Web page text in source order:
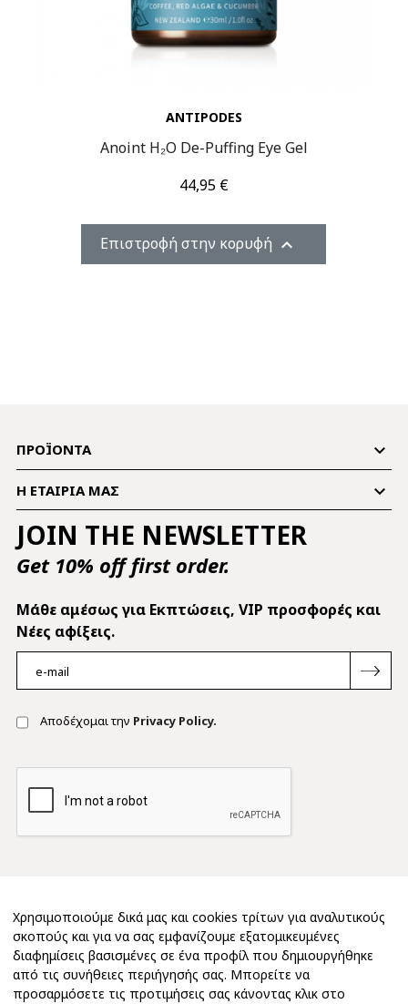
ANTIPODES
Anoint H₂O De-Puffing Eye Gel
Τιμή
44,95 €
Επιστροφή στην κορυφή 
ΠΡΟΪΌΝΤΑ 
Η ΕΤΑΙΡΊΑ ΜΑΣ 
JOIN THE NEWSLETTER
Get 10% off first order.
Mάθε αμέσως για Εκπτώσεις, VIP προσφορές και
Νέες αφίξεις.
Αποδέχομαι την Privacy Policy.
Χρησιμοποιούμε δικά μας και cookies τρίτων για αναλυτικούς
σκοπούς και για να σας εμφανίζουμε εξατομικευμένες
διαφημίσεις βασισμένες σε ένα προφίλ που δημιουργήθηκε
από τις συνήθειες περιήγησής σας. Μπορείτε να
προσαρμόσετε τις προτιμήσεις σας κάνοντας κλικ στο